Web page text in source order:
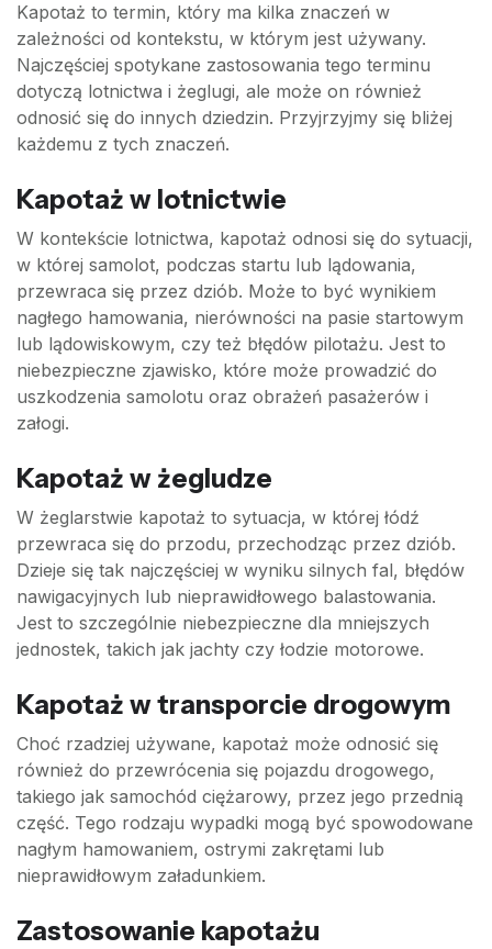
Kapotaż to termin, który ma kilka znaczeń w
zależności od kontekstu, w którym jest używany.
Najczęściej spotykane zastosowania tego terminu
dotyczą lotnictwa i żeglugi, ale może on również
odnosić się do innych dziedzin. Przyjrzyjmy się bliżej
każdemu z tych znaczeń.
Kapotaż w lotnictwie
W kontekście lotnictwa, kapotaż odnosi się do sytuacji,
w której samolot, podczas startu lub lądowania,
przewraca się przez dziób. Może to być wynikiem
nagłego hamowania, nierówności na pasie startowym
lub lądowiskowym, czy też błędów pilotażu. Jest to
niebezpieczne zjawisko, które może prowadzić do
uszkodzenia samolotu oraz obrażeń pasażerów i
załogi.
Kapotaż w żegludze
W żeglarstwie kapotaż to sytuacja, w której łódź
przewraca się do przodu, przechodząc przez dziób.
Dzieje się tak najczęściej w wyniku silnych fal, błędów
nawigacyjnych lub nieprawidłowego balastowania.
Jest to szczególnie niebezpieczne dla mniejszych
jednostek, takich jak jachty czy łodzie motorowe.
Kapotaż w transporcie drogowym
Choć rzadziej używane, kapotaż może odnosić się
również do przewrócenia się pojazdu drogowego,
takiego jak samochód ciężarowy, przez jego przednią
część. Tego rodzaju wypadki mogą być spowodowane
nagłym hamowaniem, ostrymi zakrętami lub
nieprawidłowym załadunkiem.
Zastosowanie kapotażu